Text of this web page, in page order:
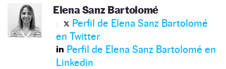
Elena Sanz Bartolomé
Perfil de Elena Sanz Bartolomé
en Twitter
Perfil de Elena Sanz Bartolomé en
Linkedin